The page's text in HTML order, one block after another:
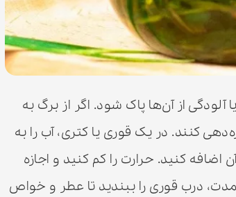
آلودگی از آن‌ها پاک شود. اگر از برگ به
کنند. در یک قوری یا کتری، آب را به
کنید. حرارت را کم کنید و اجازه
بکشد، در این مدت، درب قوری را ببندید تا عطر و خواص